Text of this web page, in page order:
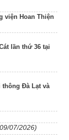
viện Hoan Thiện
lần thứ 36 tại
thông Đà Lạt và
07/2026)